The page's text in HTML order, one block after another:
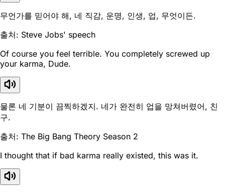
무언가를 믿어야 해, 네 직감, 운명, 인생, 업, 무엇이든.
출처: Steve Jobs' speech
Of course you feel terrible. You completely screwed up
your karma, Dude.
물론 네 기분이 끔찍하겠지. 네가 완전히 업을 망쳐버렸어, 친
구.
출처: The Big Bang Theory Season 2
I thought that if bad karma really existed, this was it.